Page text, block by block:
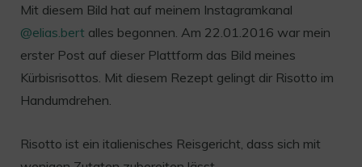
Mit diesem Bild hat auf meinem Instagramkanal
@elias.bert alles begonnen. Am 22.01.2016 war mein
erster Post auf dieser Plattform das Bild meines
Kürbisrisottos. Mit diesem Rezept gelingt dir Risotto im
Handumdrehen.
Risotto ist ein italienisches Reisgericht, dass sich mit